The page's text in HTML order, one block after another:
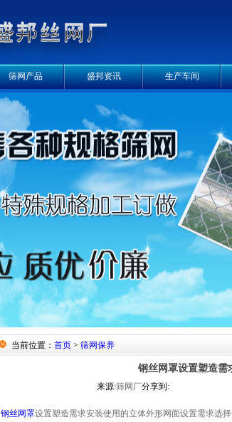
筛网产品 盛邦资讯 生产车间
当前位置： 首页 > 筛网保养
钢丝网罩设置塑造需
来源:筛网厂分享到:
钢丝网罩设置塑造需求安装使用的立体外形网面设置需求选